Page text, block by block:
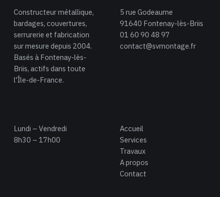
Constructeur métallique,
bardages, couvertures,
serrurerie et fabrication
sur mesure depuis 2004.
Basés à Fontenay-lès-
Briis, actifs dans toute
l'Île-de-France.
5 rue Godeaume
91640 Fontenay-lès-Briis
01 60 90 48 97
contact@svmontage.fr
Lundi – Vendredi
8h30 – 17h00
Accueil
Services
Travaux
A propos
Contact